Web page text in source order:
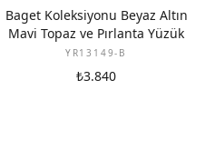
YENI
Baget Koleksiyonu Beyaz Altın
Mavi Topaz ve Pırlanta Yüzük
YR13149-B
₺3.840